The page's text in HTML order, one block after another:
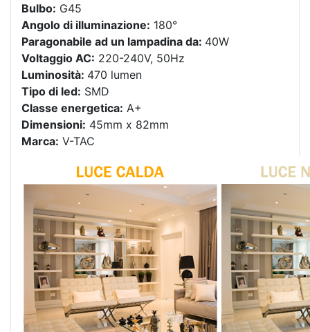
Bulbo: G45
Angolo di illuminazione: 180°
Paragonabile ad un lampadina da: 40W
Voltaggio AC: 220-240V, 50Hz
Luminosità: 470 lumen
Tipo di led: SMD
Classe energetica: A+
Dimensioni: 45mm x 82mm
Marca: V-TAC